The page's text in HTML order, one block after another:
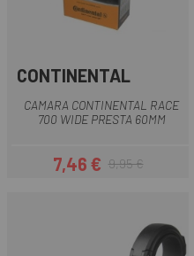
CONTINENTAL
CAMARA CONTINENTAL RACE
700 WIDE PRESTA 60MM
Preu
7,46 €Preu regular
9,95 €